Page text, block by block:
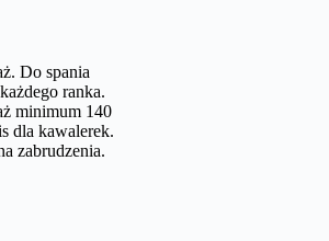
Do spania
ranka.
minimum 140
dla kawalerek.
zabrudzenia.